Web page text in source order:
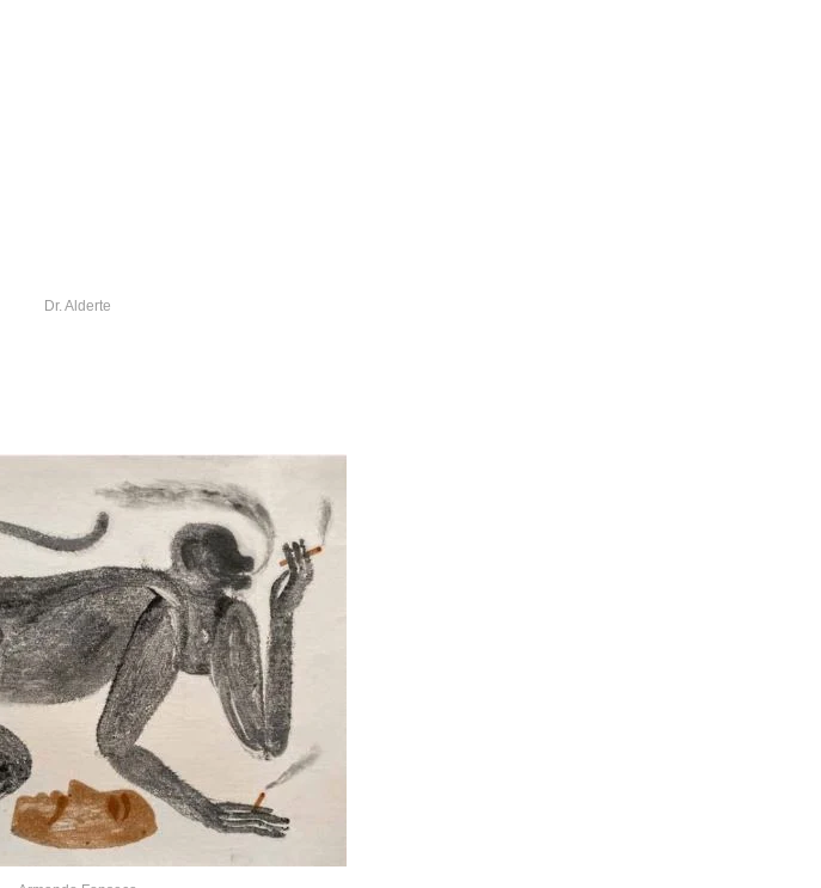
Dr. Alderte